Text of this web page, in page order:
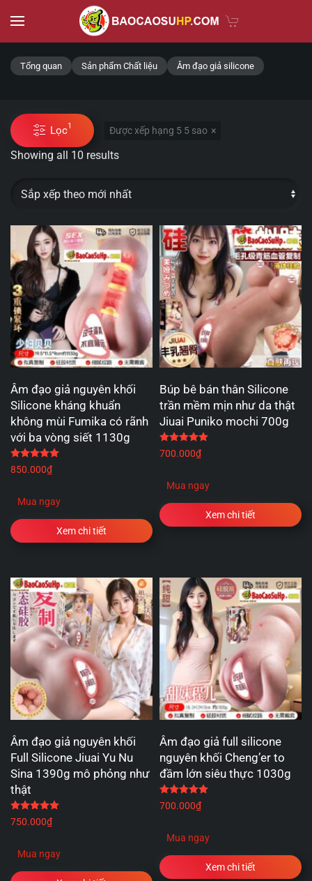
Skip to main content
Tổng quan Sản phẩm Chất liệu Âm đạo giả silicone
Lọc1 Được xếp hạng 5 5 sao
Showing all 10 results
Âm đạo giả nguyên khối
Silicone kháng khuẩn
không mùi Fumika có rãnh
với ba vòng siết 1130g
5 sao
850.000₫
Mua ngay
Xem chi tiết
Búp bê bán thân Silicone
trần mềm mịn như da thật
Jiuai Puniko mochi 700g
700.000₫
Mua ngay
Xem chi tiết
Âm đạo giả nguyên khối
Full Silicone Jiuai Yu Nu
Sina 1390g mô phỏng như
thật
5 sao
750.000₫
Mua ngay
Âm đạo giả full silicone
nguyên khối Cheng’er to
đầm lớn siêu thực 1030g
700.000₫
Mua ngay
Xem chi tiết